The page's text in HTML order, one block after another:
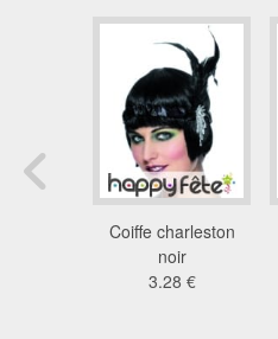
Coiffe charleston
noir
3.28 €